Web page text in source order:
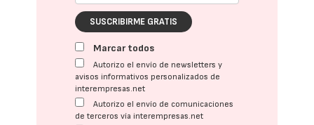
SUSCRIBIRME GRATIS
Marcar todos
Autorizo el envío de newsletters y
avisos informativos personalizados de
interempresas.net
Autorizo el envío de comunicaciones
de terceros vía interempresas.net